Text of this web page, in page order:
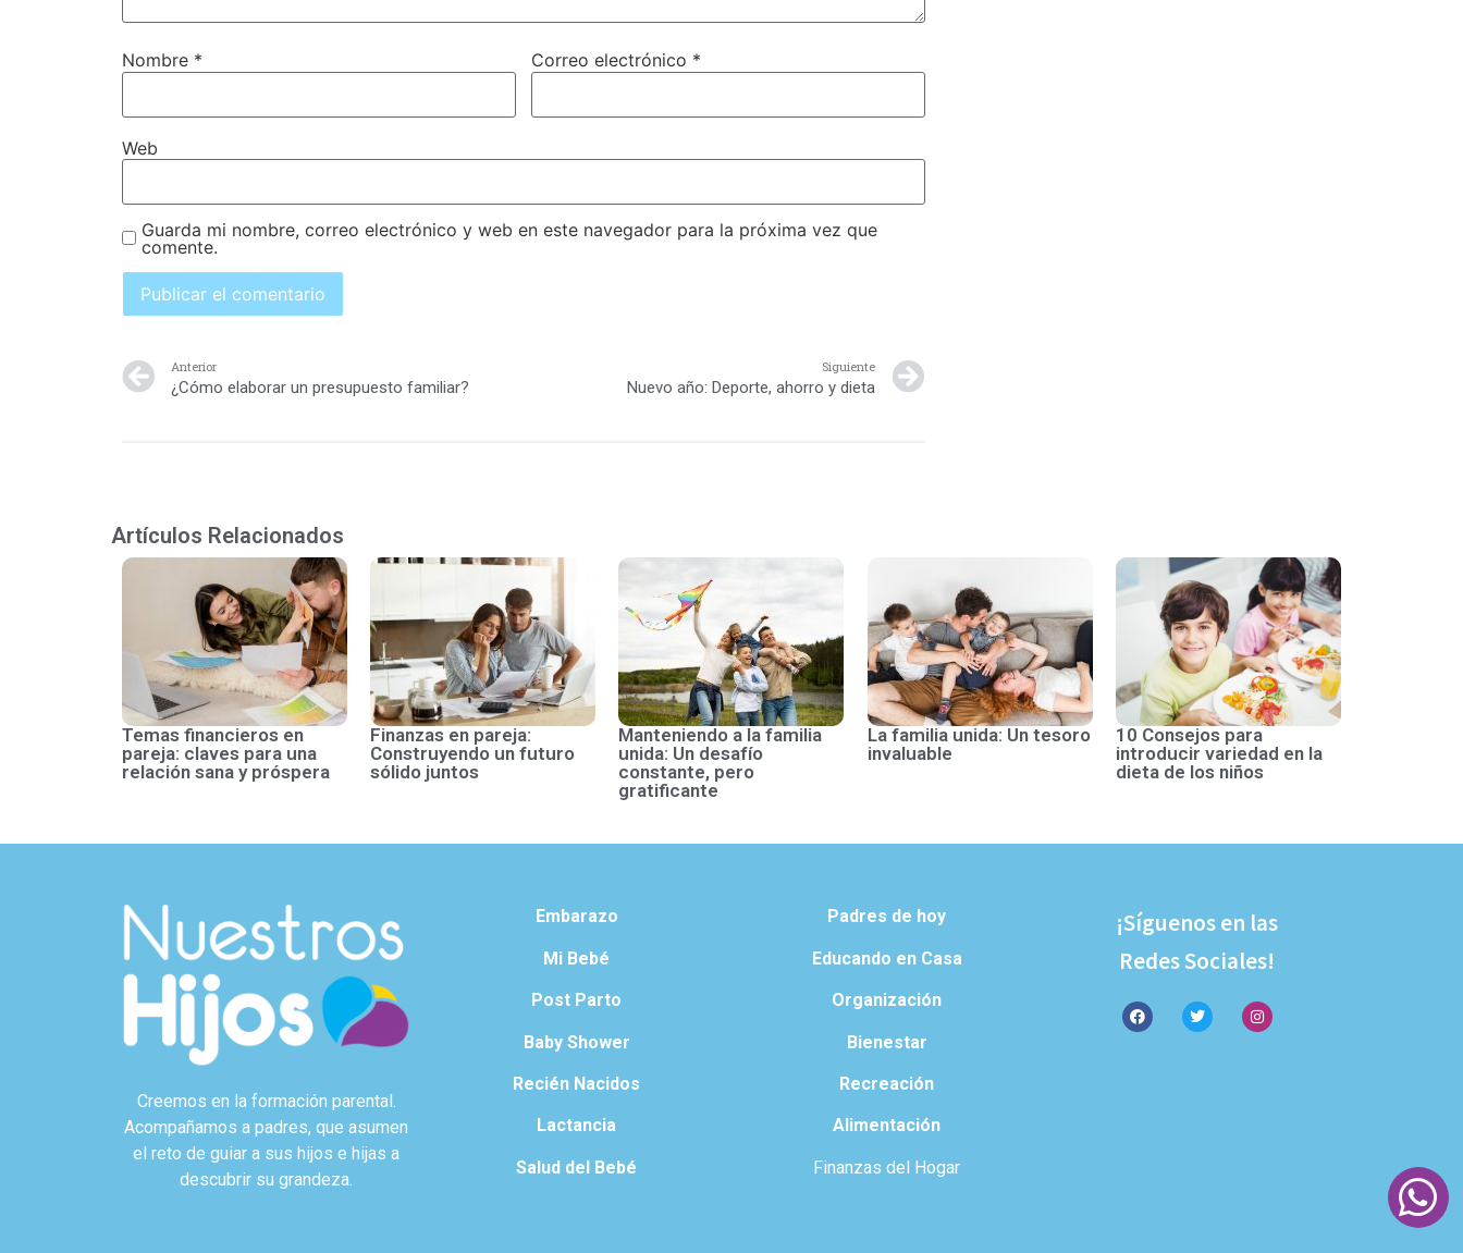
Nombre * Correo electrónico *
Web
Guarda mi nombre, correo electrónico y web en este navegador para la próxima vez que
comente.
Anterior
¿Cómo elaborar un presupuesto familiar?
Siguiente
Nuevo año: Deporte, ahorro y dieta
Artículos Relacionados
Temas financieros en
pareja: claves para una
relación sana y próspera
Finanzas en pareja:
Construyendo un futuro
sólido juntos
Manteniendo a la familia
unida: Un desafío
constante, pero
gratificante
La familia unida: Un tesoro
invaluable
10 Consejos para
introducir variedad en la
dieta de los niños
Creemos en la formación parental.
Acompañamos a padres, que asumen
el reto de guiar a sus hijos e hijas a
descubrir su grandeza.
Embarazo
Mi Bebé
Post Parto
Baby Shower
Recién Nacidos
Lactancia
Salud del Bebé
Padres de hoy
Educando en Casa
Organización
Bienestar
Recreación
Alimentación
Finanzas del Hogar
¡Síguenos en las
Redes Sociales!